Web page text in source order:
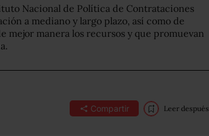
Nacional de Política de Contrataciones
a mediano y largo plazo, así como de
mejor manera los recursos y que promuevan
Compartir Leer después